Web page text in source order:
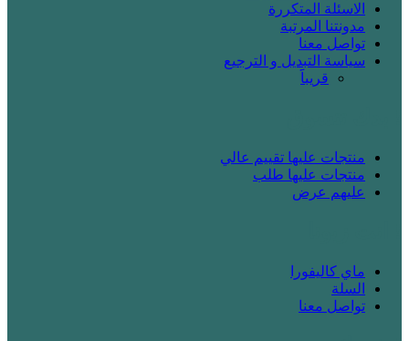
الاسئلة المتكررة
مدونتنا المرتبة
تواصل معنا
سياسة التبديل و الترجيع
قريباََ
منتجات عليها تقييم عالي
منتجات عليها طلب
عليهم عرض
ماي كاليفورا
السلة
تواصل معنا